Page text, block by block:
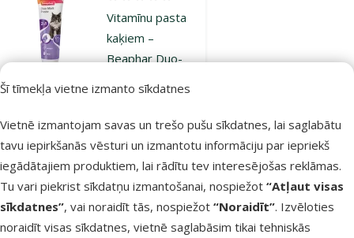
Šī tīmekļa vietne izmanto sīkdatnes
Vietnē izmantojam savas un trešo pušu sīkdatnes, lai saglabātu
tavu iepirkšanās vēsturi un izmantotu informāciju par iepriekš
iegādātajiem produktiem, lai rādītu tev interesējošas reklāmas.
Tu vari piekrist sīkdatņu izmantošanai, nospiežot “Atļaut visas
sīkdatnes”, vai noraidīt tās, nospiežot “Noraidīt”. Izvēloties
noraidīt visas sīkdatnes, vietnē saglabāsim tikai tehniskās
Vitamīnu pasta
kaķiem –
Beaphar Duo-
iesaka
Noliktavā Pievienot grozam